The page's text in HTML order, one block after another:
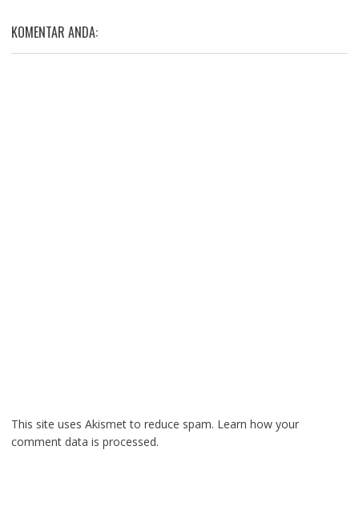
KOMENTAR ANDA:
This site uses Akismet to reduce spam. Learn how your
comment data is processed.